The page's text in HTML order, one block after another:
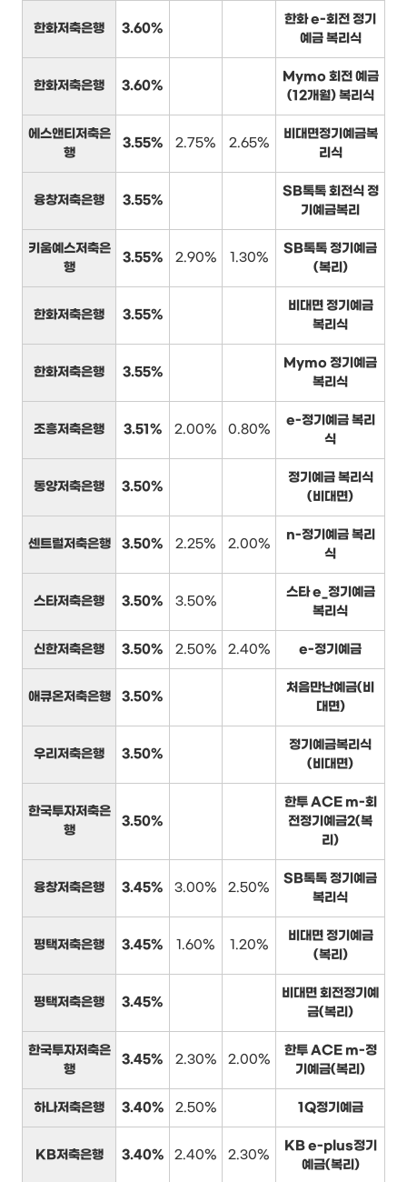
한화저축은행 3.60%
한화 e-회전 정기
예금 복리식
한화저축은행 3.60%
Mymo 회전 예금
(12개월) 복리식
에스앤티저축은
행
3.55% 2.75% 2.65%
비대면정기예금복
리식
융창저축은행 3.55%
SB톡톡 회전식 정
기예금복리
키움예스저축은
행
3.55% 2.90% 1.30%
SB톡톡 정기예금
(복리)
한화저축은행 3.55%
비대면 정기예금
복리식
한화저축은행 3.55%
Mymo 정기예금
복리식
조흥저축은행 3.51% 2.00% 0.80%
e-정기예금 복리
식
동양저축은행 3.50%
정기예금 복리식
(비대면)
센트럴저축은행 3.50% 2.25% 2.00%
n-정기예금 복리
식
스타저축은행 3.50% 3.50%
스타 e_정기예금
복리식
신한저축은행 3.50% 2.50% 2.40% e-정기예금
애큐온저축은행 3.50%
처음만난예금(비
대면)
우리저축은행 3.50%
정기예금복리식
(비대면)
한국투자저축은
행
3.50%
한투 ACE m-회
전정기예금2(복
리)
융창저축은행 3.45% 3.00% 2.50%
SB톡톡 정기예금
복리식
평택저축은행 3.45% 1.60% 1.20%
비대면 정기예금
(복리)
평택저축은행 3.45%
비대면 회전정기예
금(복리)
한국투자저축은
행
3.45% 2.30% 2.00%
한투 ACE m-정
기예금(복리)
하나저축은행 3.40% 2.50% 1Q정기예금
KB저축은행 3.40% 2.40% 2.30%
KB e-plus정기
예금(복리)